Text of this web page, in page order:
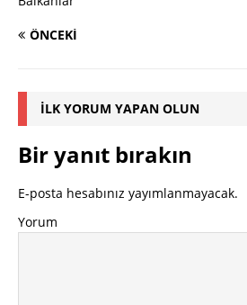
ÖNCEKI
İLK YORUM YAPAN OLUN
Bir yanıt bırakın
E-posta hesabınız yayımlanmayacak.
Yorum